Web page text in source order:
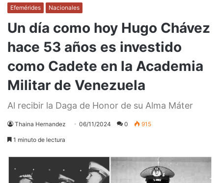
Efemérides Nacionales
Un día como hoy Hugo Chávez
hace 53 años es investido
como Cadete en la Academia
Militar de Venezuela
Al recibir la Daga de Honor de su Alma Máter
Thaina Hernandez 06/11/2024 0 915
1 minuto de lectura